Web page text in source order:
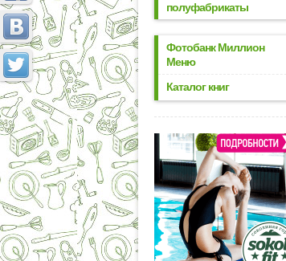
полуфабрикаты
Фотобанк Миллион
Меню
Каталог книг